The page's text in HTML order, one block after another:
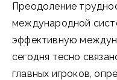
Преодоление
международной
эффективную
сегодня тесно
главных игроков,